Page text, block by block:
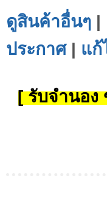
ดูสินค้าอื่นๆ |
ประกาศ| แก้
[ รับจำนอง